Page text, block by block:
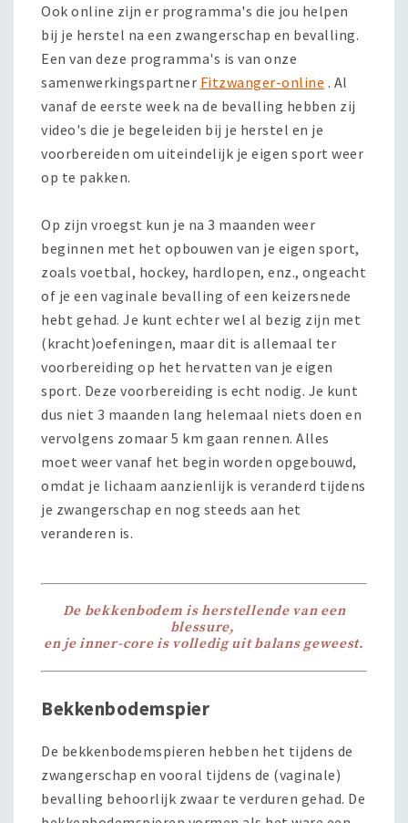
Ook online zijn er programma's die jou helpen
bij je herstel na een zwangerschap en bevalling.
Een van deze programma's is van onze
samenwerkingspartner Fitzwanger-online . Al
vanaf de eerste week na de bevalling hebben zij
video's die je begeleiden bij je herstel en je
voorbereiden om uiteindelijk je eigen sport weer
op te pakken.
Op zijn vroegst kun je na 3 maanden weer
beginnen met het opbouwen van je eigen sport,
zoals voetbal, hockey, hardlopen, enz., ongeacht
of je een vaginale bevalling of een keizersnede
hebt gehad. Je kunt echter wel al bezig zijn met
(kracht)oefeningen, maar dit is allemaal ter
voorbereiding op het hervatten van je eigen
sport. Deze voorbereiding is echt nodig. Je kunt
dus niet 3 maanden lang helemaal niets doen en
vervolgens zomaar 5 km gaan rennen. Alles
moet weer vanaf het begin worden opgebouwd,
omdat je lichaam aanzienlijk is veranderd tijdens
je zwangerschap en nog steeds aan het
veranderen is.
De bekkenbodem is herstellende van een
blessure,
en je inner-core is volledig uit balans geweest.
Bekkenbodemspier
De bekkenbodemspieren hebben het tijdens de
zwangerschap en vooral tijdens de (vaginale)
bevalling behoorlijk zwaar te verduren gehad. De